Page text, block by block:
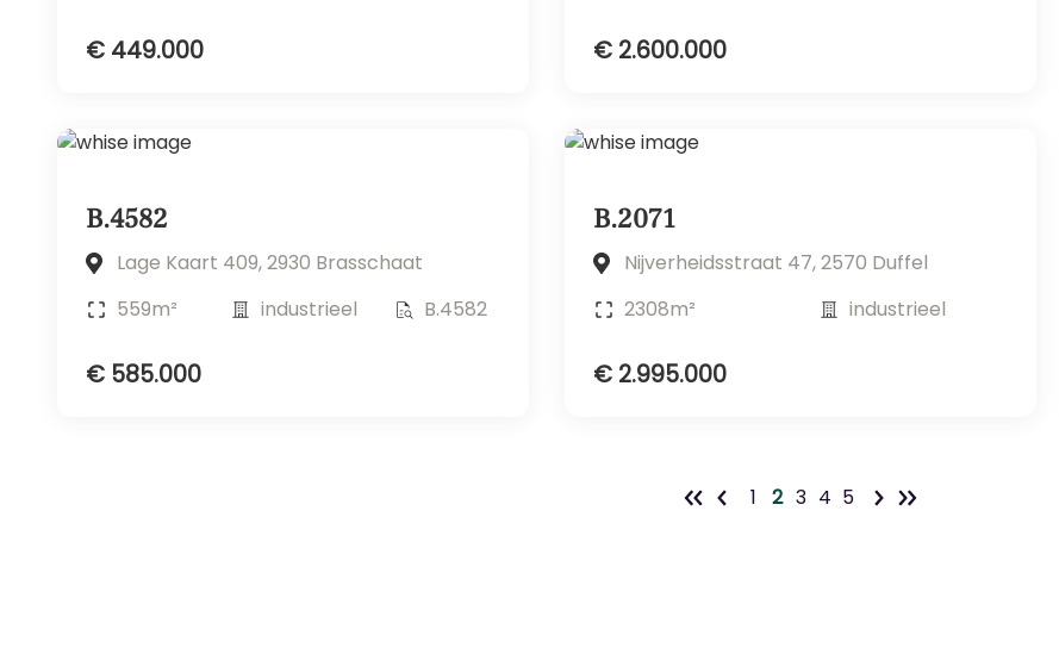
€ 449.000 € 2.600.000
B.4582
Lage Kaart 409, 2930 Brasschaat
559m²
industrieel B.4582
€ 585.000
B.2071
Nijverheidsstraat 47, 2570 Duffel
2308m²
industrieel
€ 2.995.000
1 2 3 4 5